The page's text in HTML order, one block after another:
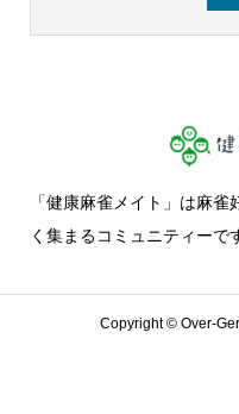
「健康麻雀メイト」は麻
く集まるコミュニティーで
Copyright ©Over-